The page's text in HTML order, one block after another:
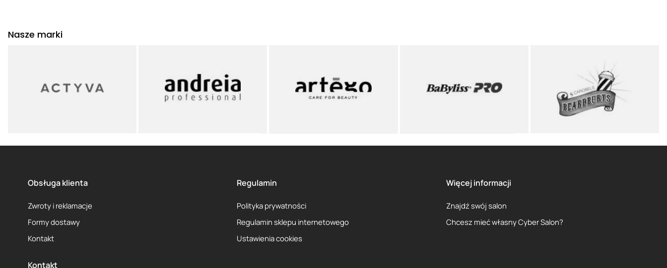
Nasze marki
Obsługa klienta
Zwroty i reklamacje
Formy dostawy
Kontakt
Regulamin
Polityka prywatności
Regulamin sklepu internetowego
Ustawienia cookies
Więcej informacji
Znajdź swój salon
Chcesz mieć własny Cyber Salon?
Kontakt